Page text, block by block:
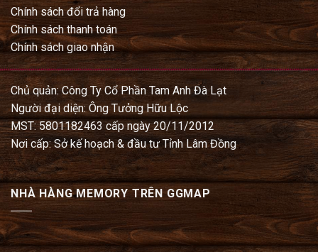
Chính sách đổi trả hàng
Chính sách thanh toán
Chính sách giao nhận
Chủ quản: Công Ty Cổ Phần Tam Anh Đà Lạt
Người đại diện: Ông Tưởng Hữu Lộc
MST: 5801182463 cấp ngày 20/11/2012
Nơi cấp: Sở kế hoạch & đầu tư Tỉnh Lâm Đồng
NHÀ HÀNG MEMORY TRÊN GGMAP